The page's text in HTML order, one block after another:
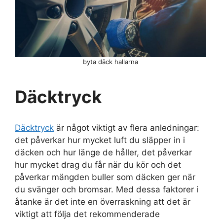
byta däck hallarna
Däcktryck
Däcktryck är något viktigt av flera anledningar:
det påverkar hur mycket luft du släpper in i
däcken och hur länge de håller, det påverkar
hur mycket drag du får när du kör och det
påverkar mängden buller som däcken ger när
du svänger och bromsar. Med dessa faktorer i
åtanke är det inte en överraskning att det är
viktigt att följa det rekommenderade